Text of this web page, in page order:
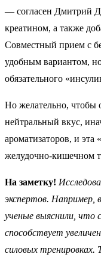
— согласен Дмитрий
креатином, а также
Совместный прием с
удобным вариантом,
обязательного
Но желательно, чтобы
нейтральный вкус,
ароматизаторов, и эта
желудочно-кишечном
На заметку!
экспертов. Например, в
ученые выяснили, что
способствует
силовых тренировках.